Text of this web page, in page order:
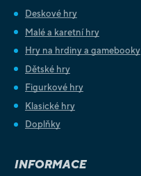
Deskové hry
Malé a karetní hry
Hry na hrdiny a gamebooky
Dětské hry
Figurkové hry
Klasické hry
Doplňky
INFORMACE